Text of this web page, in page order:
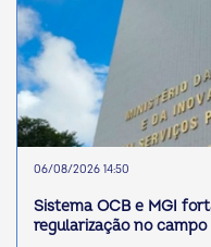
06/08/2026 14:50
Sistema OCB e MGI
regularização no campo